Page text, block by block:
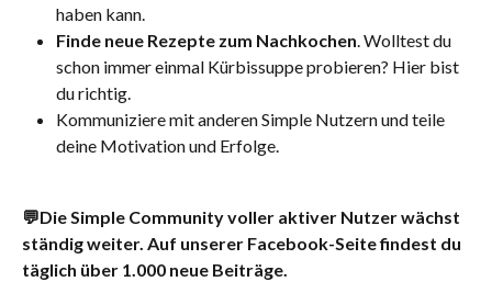
haben kann.
Finde neue Rezepte zum Nachkochen. Wolltest du
schon immer einmal Kürbissuppe probieren? Hier bist
du richtig.
Kommuniziere mit anderen Simple Nutzern und teile
deine Motivation und Erfolge.
💬Die Simple Community voller aktiver Nutzer wächst
ständig weiter. Auf unserer Facebook-Seite findest du
täglich über 1.000 neue Beiträge.